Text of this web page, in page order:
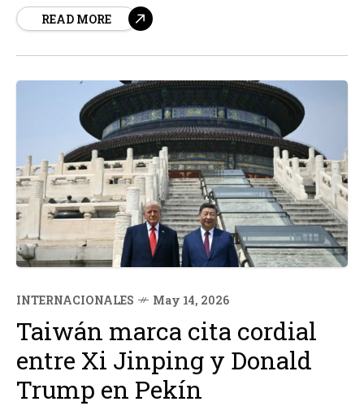
nombre. Hoy, la nave realizará un acercamiento a Marte a
READ MORE
INTERNACIONALES May 14, 2026
Taiwán marca cita cordial
entre Xi Jinping y Donald
Trump en Pekín